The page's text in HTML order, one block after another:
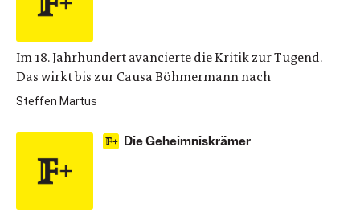
Im 18. Jahrhundert avancierte die Kritik zur Tugend.
Das wirkt bis zur Causa Böhmermann nach
Steffen Martus
Die Geheimniskrämer